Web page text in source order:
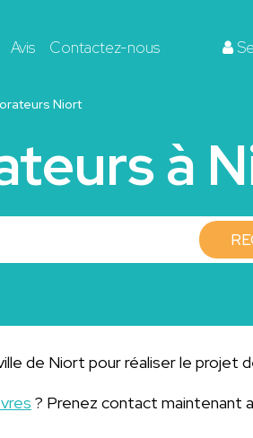
Avis Contactez-nous
Niort
à
de Niort pour réaliser le projet
? Prenez contact maintenant